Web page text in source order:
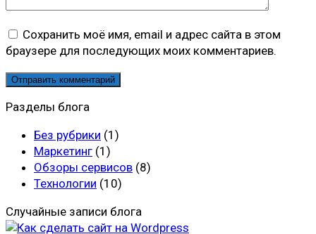
Сохранить моё имя, email и адрес сайта в этом
браузере для последующих моих комментариев.
Разделы блога
Без рубрики (1)
Маркетинг (1)
Обзоры сервисов (8)
Технологии (10)
Случайные записи блога